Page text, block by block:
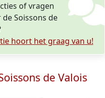
of vragen
Soissons de
hoort het graag van u!
de Valois